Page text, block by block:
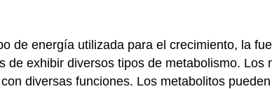
de energía utilizada para el crecimiento, la
exhibir diversos tipos de metabolismo. Los
diversas funciones. Los metabolitos